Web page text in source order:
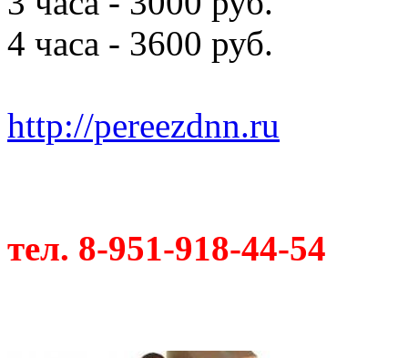
4 часа - 3600 руб.
http://pereezdnn.ru
тел. 8-951-918-44-54